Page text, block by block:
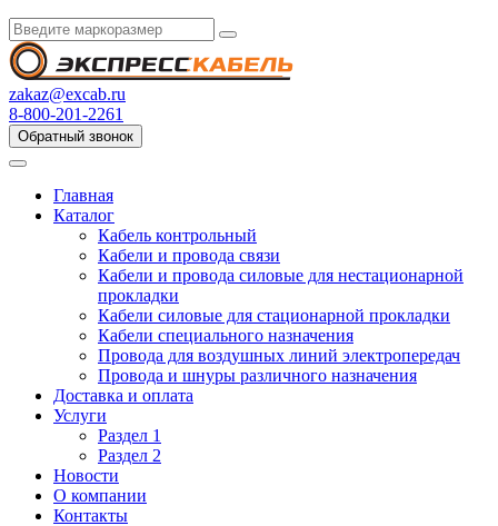
zakaz@excab.ru
8-800-201-2261
Обратный звонок
Главная
Каталог
Кабель контрольный
Кабели и провода связи
Кабели и провода силовые для нестационарной
прокладки
Кабели силовые для стационарной прокладки
Кабели специального назначения
Провода для воздушных линий электропередач
Провода и шнуры различного назначения
Доставка и оплата
Услуги
Раздел 1
Раздел 2
Новости
О компании
Контакты